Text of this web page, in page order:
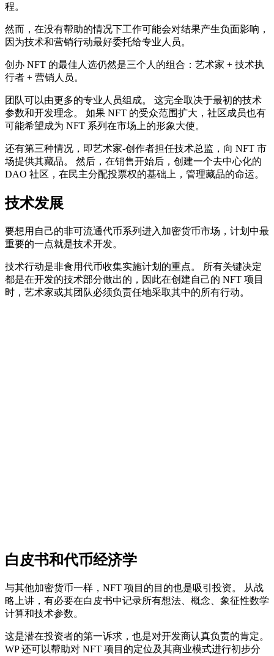
程。
然而，在没有帮助的情况下工作可能会对结果产生负面影响，
因为技术和营销行动最好委托给专业人员。
创办 NFT 的最佳人选仍然是三个人的组合：艺术家 + 技术执
行者 + 营销人员。
团队可以由更多的专业人员组成。 这完全取决于最初的技术
参数和开发理念。 如果 NFT 的受众范围扩大，社区成员也有
可能希望成为 NFT 系列在市场上的形象大使。
还有第三种情况，即艺术家-创作者担任技术总监，向 NFT 市
场提供其藏品。 然后，在销售开始后，创建一个去中心化的
DAO 社区，在民主分配投票权的基础上，管理藏品的命运。
技术发展
要想用自己的非可流通代币系列进入加密货币市场，计划中最
重要的一点就是技术开发。
技术行动是非食用代币收集实施计划的重点。 所有关键决定
都是在开发的技术部分做出的，因此在创建自己的 NFT 项目
时，艺术家或其团队必须负责任地采取其中的所有行动。
白皮书和代币经济学
与其他加密货币一样，NFT 项目的目的也是吸引投资。 从战
略上讲，有必要在白皮书中记录所有想法、概念、象征性数学
计算和技术参数。
这是潜在投资者的第一诉求，也是对开发商认真负责的肯定。
WP 还可以帮助对 NFT 项目的定位及其商业模式进行初步分